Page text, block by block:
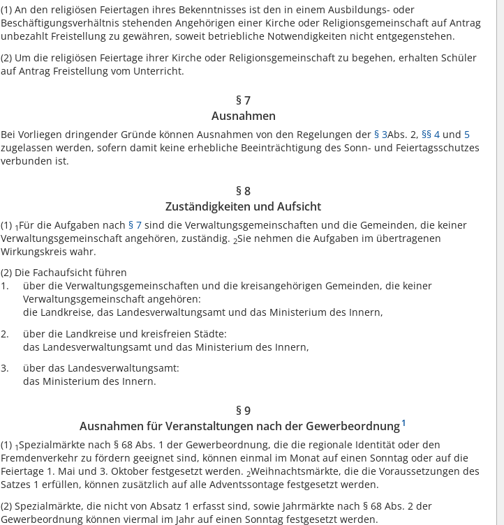
(1) An den religiösen Feiertagen ihres Bekenntnisses ist den in einem Ausbildungs- oder
Beschäftigungsverhältnis stehenden Angehörigen einer Kirche oder Religionsgemeinschaft auf Antrag
unbezahlt Freistellung zu gewähren, soweit betriebliche Notwendigkeiten nicht entgegenstehen.
(2) Um die religiösen Feiertage ihrer Kirche oder Religionsgemeinschaft zu begehen, erhalten Schüler
auf Antrag Freistellung vom Unterricht.
§ 7
Ausnahmen
Bei Vorliegen dringender Gründe können Ausnahmen von den Regelungen der§ 3Abs. 2,§§ 4 und 5
zugelassen werden, sofern damit keine erhebliche Beeinträchtigung des Sonn- und Feiertagsschutzes
verbunden ist.
§ 8
Zuständigkeiten und Aufsicht
(1) 1 Für die Aufgaben nach§ 7 sind die Verwaltungsgemeinschaften und die Gemeinden, die keiner
Verwaltungsgemeinschaft angehören, zuständig. 2Sie nehmen die Aufgaben im übertragenen
Wirkungskreis wahr.
(2) Die Fachaufsicht führen
über die Verwaltungsgemeinschaften und die kreisangehörigen Gemeinden, die keiner
Verwaltungsgemeinschaft angehören:
die Landkreise, das Landesverwaltungsamt und das Ministerium des Innern,
über die Landkreise und kreisfreien Städte:
das Landesverwaltungsamt und das Ministerium des Innern,
über das Landesverwaltungsamt:
das Ministerium des Innern.
§ 9
Ausnahmen für Veranstaltungen nach der Gewerbeordnung1
(1) 1Spezialmärkte nach § 68 Abs. 1 der Gewerbeordnung, die die regionale Identität oder den
Fremdenverkehr zu fördern geeignet sind, können einmal im Monat auf einen Sonntag oder auf die
Feiertage 1. Mai und 3. Oktober festgesetzt werden. 2Weihnachtsmärkte, die die Voraussetzungen des
Satzes 1 erfüllen, können zusätzlich auf alle Adventssontage festgesetzt werden.
(2) Spezialmärkte, die nicht von Absatz 1 erfasst sind, sowie Jahrmärkte nach § 68 Abs. 2 der
Gewerbeordnung können viermal im Jahr auf einen Sonntag festgesetzt werden.